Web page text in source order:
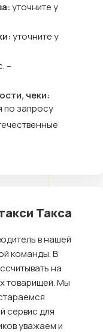
уточните у
уточните у
–
чеки:
по запросу
Такса
в нашей
команды. В
на
товарищей. Мы
сервис для
уважаем и